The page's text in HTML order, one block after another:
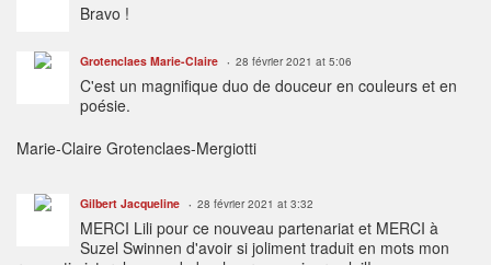
Bravo !
Grotenclaes Marie-Claire 28 février 2021 at 5:06
C'est un magnifique duo de douceur en couleurs et en
poésie.
Marie-Claire Grotenclaes-Mergiotti
Gilbert Jacqueline 28 février 2021 at 3:32
MERCI Lili pour ce nouveau partenariat et MERCI à
Suzel Swinnen d'avoir si joliment traduit en mots mon